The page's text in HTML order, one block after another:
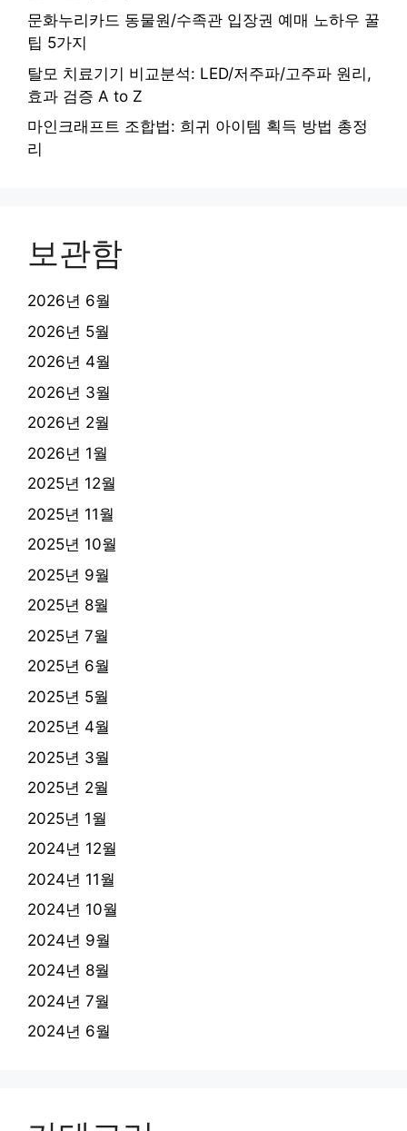
문화누리카드 동물원/수족관 입장권 예매 노하우 꿀
팁 5가지
탈모 치료기기 비교분석: LED/저주파/고주파 원리,
효과 검증 A to Z
마인크래프트 조합법: 희귀 아이템 획득 방법 총정
리
보관함
2026년 6월
2026년 5월
2026년 4월
2026년 3월
2026년 2월
2026년 1월
2025년 12월
2025년 11월
2025년 10월
2025년 9월
2025년 8월
2025년 7월
2025년 6월
2025년 5월
2025년 4월
2025년 3월
2025년 2월
2025년 1월
2024년 12월
2024년 11월
2024년 10월
2024년 9월
2024년 8월
2024년 7월
2024년 6월